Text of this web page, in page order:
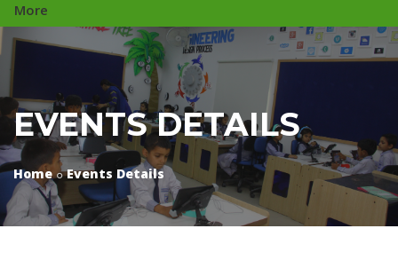
More
EVENTS DETAILS
Home Events Details